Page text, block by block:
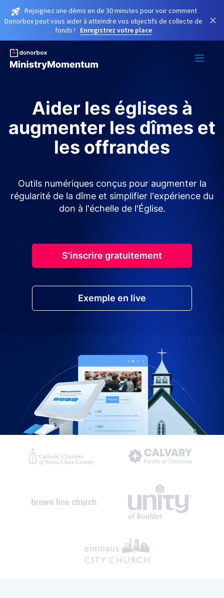
Rejoignez une démo en de 30 minutes pour voir comment
Donorbox peut vous aider à atteindre vos objectifs de collecte de
fonds !
Enregistrez votre place
×
Aider les églises à
augmenter les dîmes et
les offrandes
Outils numériques conçus pour augmenter la
régularité de la dîme et simplifier l'expérience du
don à l'échelle de l'Église.
S'inscrire gratuitement
Exemple en live